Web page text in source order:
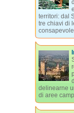
territori: dal
tre chiavi di
delinearne
di aree